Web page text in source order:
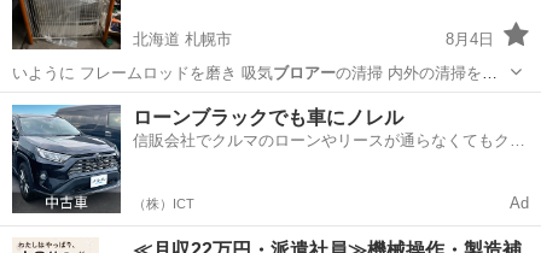
北海道 札幌市
8月4日
いように フレームロッドを磨き 吸気ブロアーの清掃 内外の清掃をし
ました。 完全…
北海道 札幌市 季節、空調家電
ローンブラックでも車にノレル
信販会社でクルマのローンやリースが通らなくてもクル
（株）ICT Ad